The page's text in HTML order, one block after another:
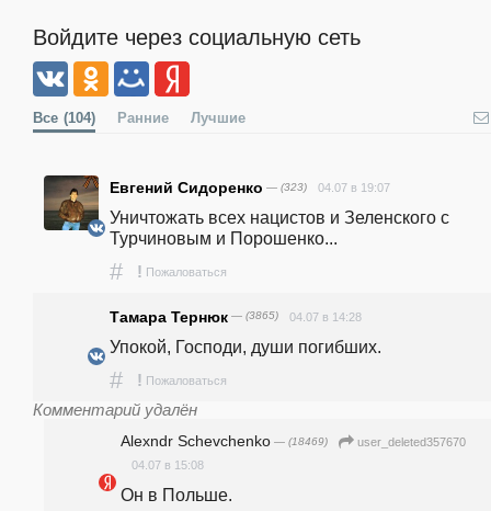
Войдите через социальную сеть
Все (104) Ранние Лучшие
Евгений Сидоренко — (323) 04.07 в 19:07
Уничтожать всех нацистов и Зеленского с
Турчиновым и Порошенко...
# ! Пожаловаться
Тамара Тернюк — (3865) 04.07 в 14:28
Упокой, Господи, души погибших.
# ! Пожаловаться
Комментарий удалён
Alexndr Schevchenko — (18469)
user_deleted357670
04.07 в 15:08
Он в Польше.